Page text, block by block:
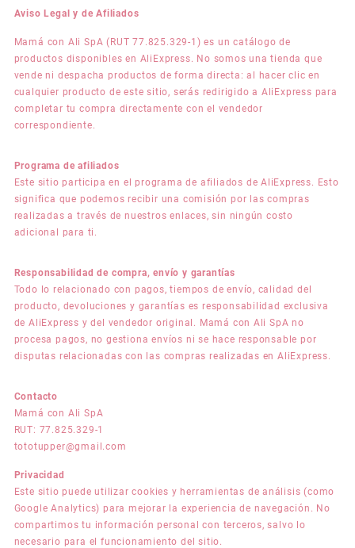
Aviso Legal y de Afiliados
Mamá con Ali SpA (RUT 77.825.329-1) es un catálogo de
productos disponibles en AliExpress. No somos una tienda que
vende ni despacha productos de forma directa: al hacer clic en
cualquier producto de este sitio, serás redirigido a AliExpress para
completar tu compra directamente con el vendedor
correspondiente.
Programa de afiliados
Este sitio participa en el programa de afiliados de AliExpress. Esto
significa que podemos recibir una comisión por las compras
realizadas a través de nuestros enlaces, sin ningún costo
adicional para ti.
Responsabilidad de compra, envío y garantías
Todo lo relacionado con pagos, tiempos de envío, calidad del
producto, devoluciones y garantías es responsabilidad exclusiva
de AliExpress y del vendedor original. Mamá con Ali SpA no
procesa pagos, no gestiona envíos ni se hace responsable por
disputas relacionadas con las compras realizadas en AliExpress.
Contacto
Mamá con Ali SpA
RUT: 77.825.329-1
tototupper@gmail.com
Privacidad
Este sitio puede utilizar cookies y herramientas de análisis (como
Google Analytics) para mejorar la experiencia de navegación. No
compartimos tu información personal con terceros, salvo lo
necesario para el funcionamiento del sitio.